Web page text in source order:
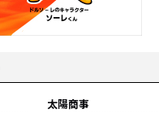
太陽商事